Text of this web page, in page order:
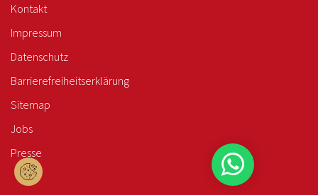
Kontakt
Impressum
Datenschutz
Barrierefreiheitserklärung
Sitemap
Jobs
Presse